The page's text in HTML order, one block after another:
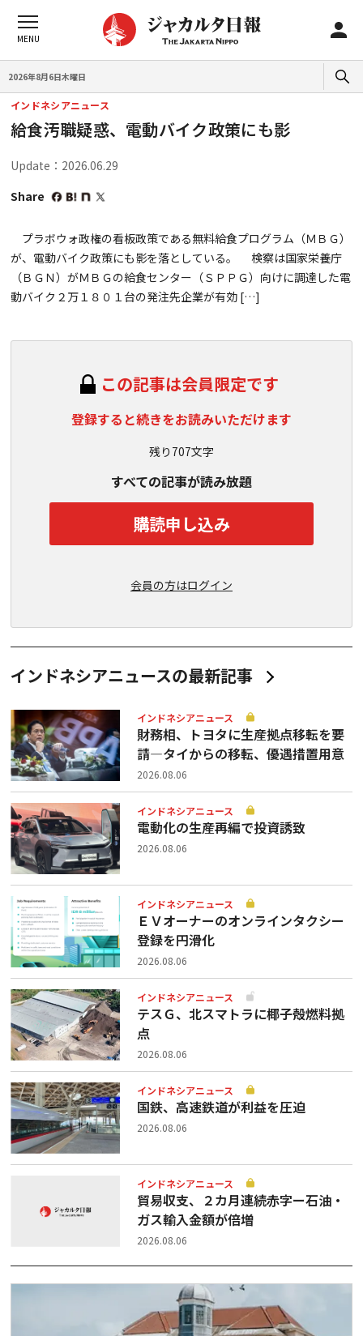
2026年8月6日木曜日
インドネシアニュース
給食汚職疑惑、電動バイク政策にも影
Update：2026.06.29
Share
プラボウォ政権の看板政策である無料給食プログラム（ＭＢＧ）
が、電動バイク政策にも影を落としている。 検察は国家栄養庁
（ＢＧＮ）がＭＢＧの給食センター（ＳＰＰＧ）向けに調達した電
動バイク２万１８０１台の発注先企業が有効 […]
この記事は会員限定です
登録すると続きをお読みいただけます
残り707文字
すべての記事が読み放題
購読申し込み
会員の方はログイン
インドネシアニュースの最新記事
インドネシアニュース
財務相、トヨタに生産拠点移転を要
請—タイからの移転、優遇措置用意
2026.08.06
インドネシアニュース
電動化の生産再編で投資誘致
2026.08.06
インドネシアニュース
ＥＶオーナーのオンラインタクシー
登録を円滑化
2026.08.06
インドネシアニュース
テスＧ、北スマトラに椰子殻燃料拠
点
2026.08.06
インドネシアニュース
国鉄、高速鉄道が利益を圧迫
2026.08.06
インドネシアニュース
貿易収支、２カ月連続赤字ー石油・
ガス輸入金額が倍増
2026.08.06